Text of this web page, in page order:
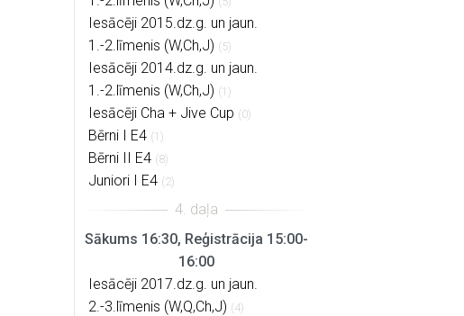
Iesācēji 2015.dz.g. un jaun.
1.-2.līmenis (W,Ch,J) (5)
Iesācēji 2014.dz.g. un jaun.
1.-2.līmenis (W,Ch,J) (1)
Iesācēji Cha + Jive Cup (0)
Bērni I E4 (1)
Bērni II E4 (8)
Juniori I E4 (2)
Sākums 16:30, Reģistrācija 15:00-
16:00
Iesācēji 2017.dz.g. un jaun.
2.-3.līmenis (W,Q,Ch,J) (4)